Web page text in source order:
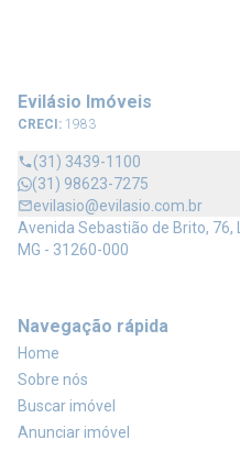
Evilásio Imóveis
CRECI: 1983
(31) 3439-1100
(31) 98623-7275
evilasio@evilasio.com.br
Avenida Sebastião de Brito, 76,
MG - 31260-000
Navegação rápida
Home
Sobre nós
Buscar imóvel
Anunciar imóvel